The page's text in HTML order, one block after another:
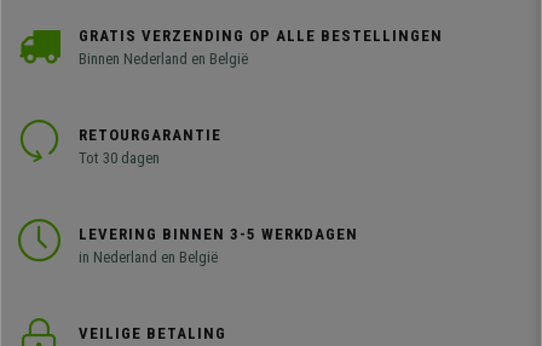
GRATIS VERZENDING OP ALLE BESTELLINGEN
Binnen Nederland en België
RETOURGARANTIE
Tot 30 dagen
LEVERING BINNEN 3-5 WERKDAGEN
in Nederland en België
VEILIGE BETALING